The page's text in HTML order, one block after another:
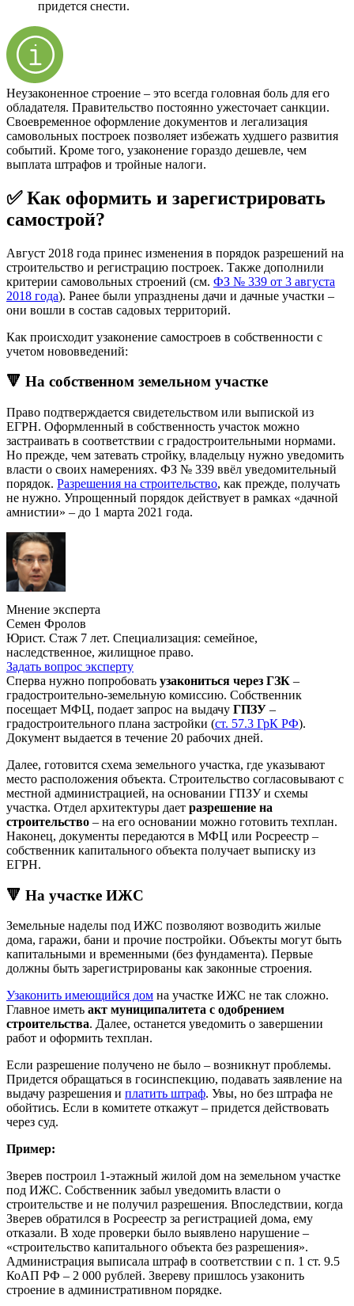
придется снести.
Неузаконенное строение – это всегда головная боль для его
обладателя. Правительство постоянно ужесточает санкции.
Своевременное оформление документов и легализация
самовольных построек позволяет избежать худшего развития
событий. Кроме того, узаконение гораздо дешевле, чем
выплата штрафов и тройные налоги.
✅ Как оформить и зарегистрировать
самострой?
Август 2018 года принес изменения в порядок разрешений на
строительство и регистрацию построек. Также дополнили
критерии самовольных строений (см. ФЗ № 339 от 3 августа
2018 года). Ранее были упразднены дачи и дачные участки –
они вошли в состав садовых территорий.
Как происходит узаконение самостроев в собственности с
учетом нововведений:
🔻 На собственном земельном участке
Право подтверждается свидетельством или выпиской из
ЕГРН. Оформленный в собственность участок можно
застраивать в соответствии с градостроительными нормами.
Но прежде, чем затевать стройку, владельцу нужно уведомить
власти о своих намерениях. ФЗ № 339 ввёл уведомительный
порядок. Разрешения на строительство, как прежде, получать
не нужно. Упрощенный порядок действует в рамках «дачной
амнистии» – до 1 марта 2021 года.
Мнение эксперта
Семен Фролов
Юрист. Стаж 7 лет. Специализация: семейное,
наследственное, жилищное право.
Задать вопрос эксперту
Сперва нужно попробовать узакониться через ГЗК –
градостроительно-земельную комиссию. Собственник
посещает МФЦ, подает запрос на выдачу ГПЗУ –
градостроительного плана застройки (ст. 57.3 ГрК РФ).
Документ выдается в течение 20 рабочих дней.
Далее, готовится схема земельного участка, где указывают
место расположения объекта. Строительство согласовывают с
местной администрацией, на основании ГПЗУ и схемы
участка. Отдел архитектуры дает разрешение на
строительство – на его основании можно готовить техплан.
Наконец, документы передаются в МФЦ или Росреестр –
собственник капитального объекта получает выписку из
ЕГРН.
🔻 На участке ИЖС
Земельные наделы под ИЖС позволяют возводить жилые
дома, гаражи, бани и прочие постройки. Объекты могут быть
капитальными и временными (без фундамента). Первые
должны быть зарегистрированы как законные строения.
Узаконить имеющийся дом на участке ИЖС не так сложно.
Главное иметь акт муниципалитета с одобрением
строительства. Далее, останется уведомить о завершении
работ и оформить техплан.
Если разрешение получено не было – возникнут проблемы.
Придется обращаться в госинспекцию, подавать заявление на
выдачу разрешения и платить штраф. Увы, но без штрафа не
обойтись. Если в комитете откажут – придется действовать
через суд.
Пример:
Зверев построил 1-этажный жилой дом на земельном участке
под ИЖС. Собственник забыл уведомить власти о
строительстве и не получил разрешения. Впоследствии, когда
Зверев обратился в Росреестр за регистрацией дома, ему
отказали. В ходе проверки было выявлено нарушение –
«строительство капитального объекта без разрешения».
Администрация выписала штраф в соответствии с п. 1 ст. 9.5
КоАП РФ – 2 000 рублей. Звереву пришлось узаконить
строение в административном порядке.